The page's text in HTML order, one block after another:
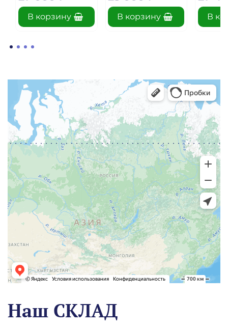
В корзину В корзину В
Наш СКЛАД